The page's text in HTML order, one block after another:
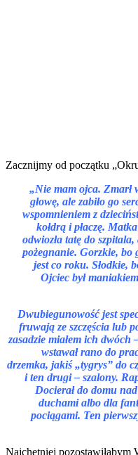
Zacznijmy od początku
„Nie mam ojca. Zmarł
głowę, ale zabiło go
wspomnieniem z
kołdrą i płaczę.
odwiozła tatę do
pożegnanie. Gorzkie, bo
jest co roku. Słodkie,
Ojciec był
Dwubiegunowość jest
fruwają ze szczęścia lub
zasadzie miałem ich dwóch
wstawał rano do
drzemka, jakiś „tygrys” do
i ten drugi – szalony.
Docierał do domu
duchami albo dla
pociągami. Ten
Najchętniej pozostawiłabym